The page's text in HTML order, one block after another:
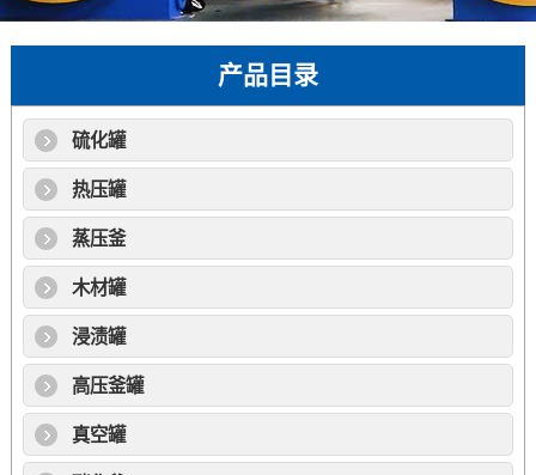
产品目录
硫化罐
热压罐
蒸压釜
木材罐
浸渍罐
高压釜罐
真空罐